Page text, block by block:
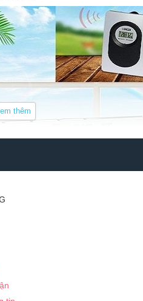
trong các gia đình, xí